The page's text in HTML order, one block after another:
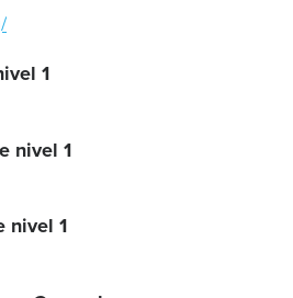
1
nivel 1
nivel 1